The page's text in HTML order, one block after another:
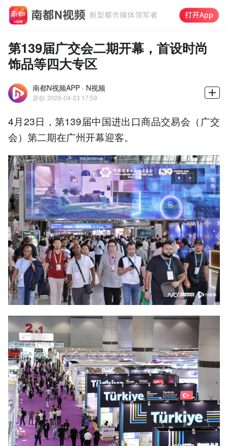
第139届广交会二期开幕，首设时尚
饰品等四大专区
南都N视频APP · N视频
原创 2026-04-23 17:59
4月23日，第139届中国进出口商品交易会（广交
会）第二期在广州开幕迎客。